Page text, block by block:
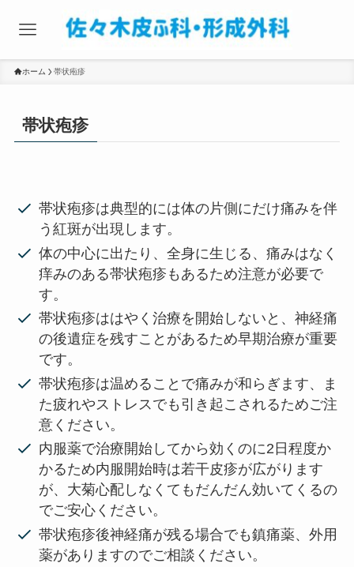
ホーム 帯状疱疹
帯状疱疹
帯状疱疹は典型的には体の片側にだけ痛みを伴
う紅斑が出現します。
体の中心に出たり、全身に生じる、痛みはなく
痒みのある帯状疱疹もあるため注意が必要で
す。
帯状疱疹ははやく治療を開始しないと、神経痛
の後遺症を残すことがあるため早期治療が重要
です。
帯状疱疹は温めることで痛みが和らぎます、ま
た疲れやストレスでも引き起こされるためご注
意ください。
内服薬で治療開始してから効くのに2日程度か
かるため内服開始時は若干皮疹が広がります
が、大菊心配しなくてもだんだん効いてくるの
でご安心ください。
帯状疱疹後神経痛が残る場合でも鎮痛薬、外用
薬がありますのでご相談ください。